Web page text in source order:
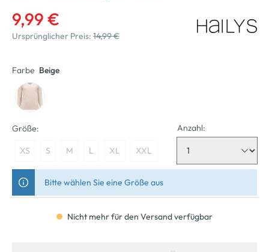
9,99 €
Ursprünglicher Preis: 14,99 €
Farbe Beige
Größe:
XS S M L XL XXL
Anzahl:
Bitte wählen Sie eine Größe aus
Nicht mehr für den Versand verfügbar